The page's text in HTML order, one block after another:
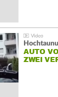
AUTO
ZWEI